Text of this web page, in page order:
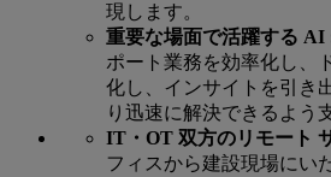
現します。
重要な場面で活躍する AI
ポート業務を効率化し、
化し、インサイトを引き
り迅速に解決できるよう
IT・OT 双方のリモート
フィスから建設現場にい